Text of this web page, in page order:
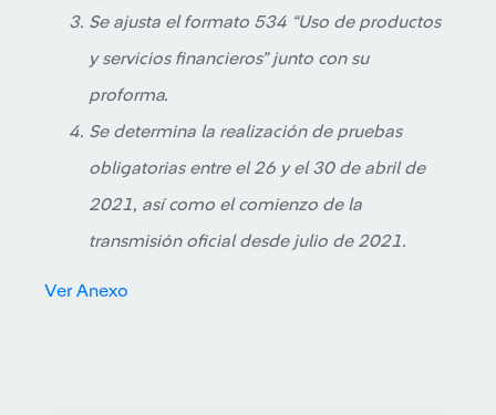
Se ajusta el formato 534 “Uso de productos
y servicios financieros” junto con su
proforma.
Se determina la realización de pruebas
obligatorias entre el 26 y el 30 de abril de
2021, así como el comienzo de la
transmisión oficial desde julio de 2021.
Ver Anexo